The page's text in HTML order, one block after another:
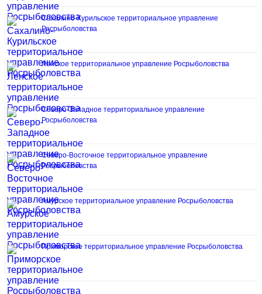
Сахалино-Курильское территориальное управление
Росрыболовства
Ленское территориальное управление Росрыболовства
Северо-Западное территориальное управление
Росрыболовства
Северо-Восточное территориальное управление
Росрыболовства
Амурское территориальное управление Росрыболовства
Приморское территориальное управление Росрыболовства